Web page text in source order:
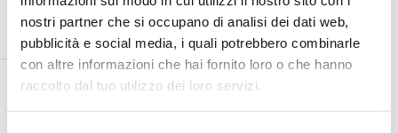
nostri partner che si occupano di analisi dei dati web,
pubblicità e social media, i quali potrebbero combinarle
con altre informazioni che hai fornito loro o che hanno
raccolto dal tuo utilizzo dei loro servizi.
Per partecipare al forum:
http://www.culturaldiplomacy.org/youngleade